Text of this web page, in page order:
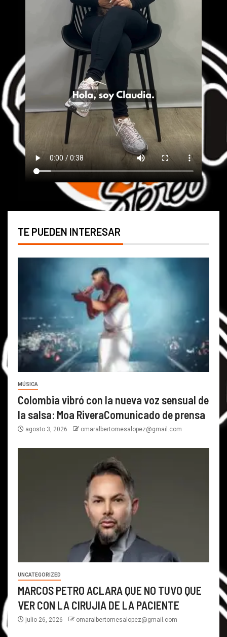
TE PUEDEN INTERESAR
MÚSICA
Colombia vibró con la nueva voz sensual de
la salsa: Moa RiveraComunicado de prensa
agosto 3, 2026 omaralbertomesalopez@gmail.com
UNCATEGORIZED
MARCOS PETRO ACLARA QUE NO TUVO QUE
VER CON LA CIRUJIA DE LA PACIENTE
julio 26, 2026 omaralbertomesalopez@gmail.com